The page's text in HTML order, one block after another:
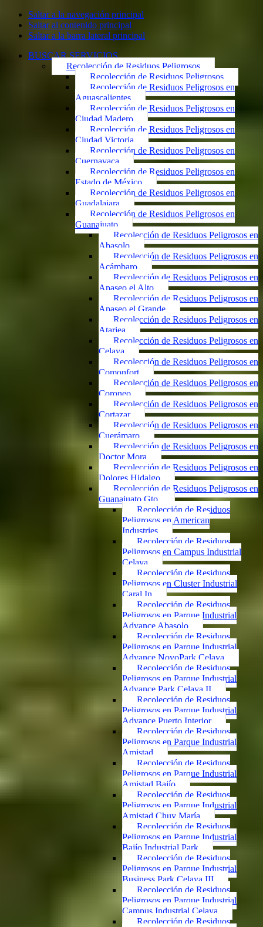
Saltar a la navegación principal
Saltar al contenido principal
Saltar a la barra lateral principal
BUSCAR SERVICIOS
Recolección de Residuos Peligrosos
Recolección de Residuos Peligrosos
Recolección de Residuos Peligrosos en
Aguascalientes
Recolección de Residuos Peligrosos en
Ciudad Madero
Recolección de Residuos Peligrosos en
Ciudad Victoria
Recolección de Residuos Peligrosos en
Cuernavaca
Recolección de Residuos Peligrosos en
Estado de México
Recolección de Residuos Peligrosos en
Guadalajara
Recolección de Residuos Peligrosos en
Guanajuato
Recolección de Residuos Peligrosos en
Abasolo
Recolección de Residuos Peligrosos en
Acámbaro
Recolección de Residuos Peligrosos en
Apaseo el Alto
Recolección de Residuos Peligrosos en
Apaseo el Grande
Recolección de Residuos Peligrosos en
Atarjea
Recolección de Residuos Peligrosos en
Celaya
Recolección de Residuos Peligrosos en
Comonfort
Recolección de Residuos Peligrosos en
Coroneo
Recolección de Residuos Peligrosos en
Cortazar
Recolección de Residuos Peligrosos en
Cuerámaro
Recolección de Residuos Peligrosos en
Doctor Mora
Recolección de Residuos Peligrosos en
Dolores Hidalgo
Recolección de Residuos Peligrosos en
Guanajuato Gto.
Recolección de Residuos
Peligrosos en American
Industries
Recolección de Residuos
Peligrosos en Campus Industrial
Celaya
Recolección de Residuos
Peligrosos en Cluster Industrial
Caral In
Recolección de Residuos
Peligrosos en Parque Industrial
Advance Abasolo
Recolección de Residuos
Peligrosos en Parque Industrial
Advance NovoPark Celaya
Recolección de Residuos
Peligrosos en Parque Industrial
Advance Park Celaya II
Recolección de Residuos
Peligrosos en Parque Industrial
Advance Puerto Interior
Recolección de Residuos
Peligrosos en Parque Industrial
Amistad
Recolección de Residuos
Peligrosos en Parque Industrial
Amistad Bajío
Recolección de Residuos
Peligrosos en Parque Industrial
Amistad Chuy María
Recolección de Residuos
Peligrosos en Parque Industrial
Bajío Industrial Park
Recolección de Residuos
Peligrosos en Parque Industrial
Business Park Celaya III
Recolección de Residuos
Peligrosos en Parque Industrial
Campus Industrial Celaya
Recolección de Residuos